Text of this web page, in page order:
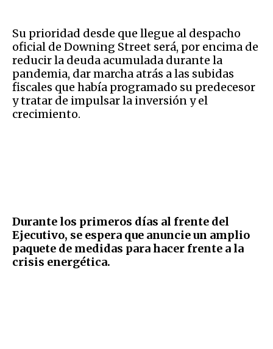
Su prioridad desde que llegue al despacho
oficial de Downing Street será, por encima de
reducir la deuda acumulada durante la
pandemia, dar marcha atrás a las subidas
fiscales que había programado su predecesor
y tratar de impulsar la inversión y el
crecimiento.
Durante los primeros días al frente del
Ejecutivo, se espera que anuncie un amplio
paquete de medidas para hacer frente a la
crisis energética.